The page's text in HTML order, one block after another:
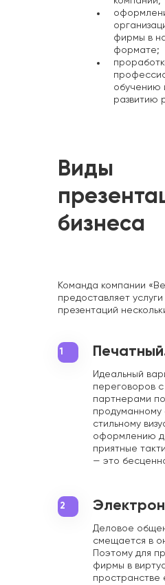
фирмы в
формате;
обучению
развитию
Виды
бизнеса
Команда компании
предоставляет услуги
презентаций
1
Идеальный
переговоров
партнерами по
стильному
оформлению
приятные
— это
2
Деловое
смещается в
Поэтому для
фирмы в
пространстве